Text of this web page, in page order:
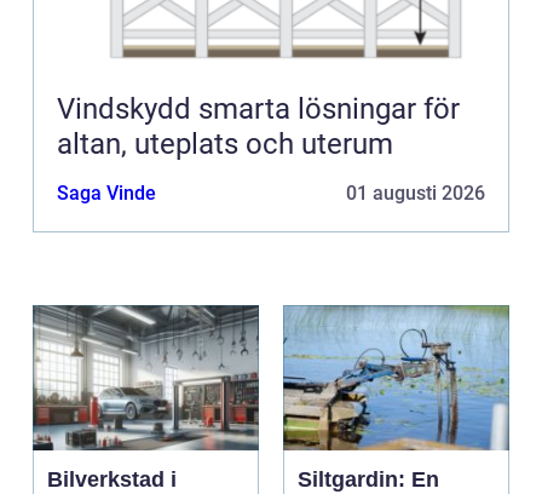
Vindskydd smarta lösningar för
altan, uteplats och uterum
Saga Vinde 01 augusti 2026
Bilverkstad i
Siltgardin: En